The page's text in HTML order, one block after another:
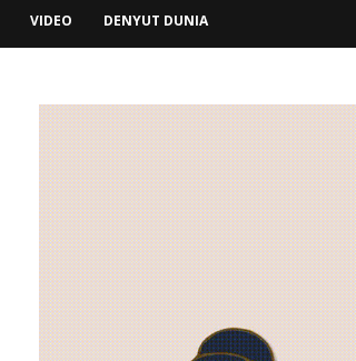
VIDEO DENYUT DUNIA